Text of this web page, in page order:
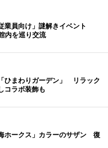
業員向け」謎解きイベント
内を巡り交流
ひまわりガーデン」 リラック
コラボ装飾も
ホークス」カラーのサザン 復